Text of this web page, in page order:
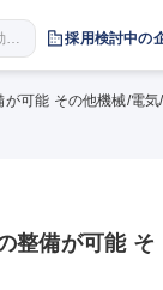
務
採用検討中の
可能 その他機械/電
整備が可能 そ